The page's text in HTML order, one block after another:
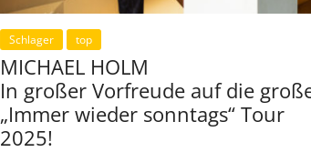
Schlager top
MICHAEL HOLM
In großer Vorfreude auf die
„Immer wieder sonntags“ Tour
2025!